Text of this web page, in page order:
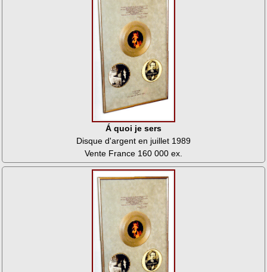
Á quoi je sers
Disque d'argent en juillet 1989
Vente France 160 000 ex.